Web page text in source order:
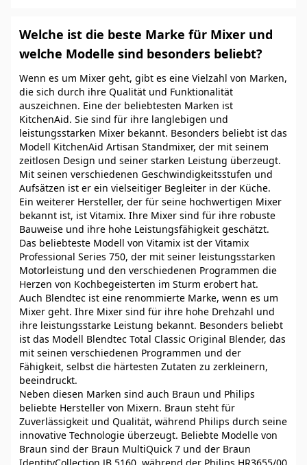
Welche ist die beste Marke für Mixer und
welche Modelle sind besonders beliebt?
Wenn es um Mixer geht, gibt es eine Vielzahl von Marken,
die sich durch ihre Qualität und Funktionalität
auszeichnen. Eine der beliebtesten Marken ist
KitchenAid. Sie sind für ihre langlebigen und
leistungsstarken Mixer bekannt. Besonders beliebt ist das
Modell KitchenAid Artisan Standmixer, der mit seinem
zeitlosen Design und seiner starken Leistung überzeugt.
Mit seinen verschiedenen Geschwindigkeitsstufen und
Aufsätzen ist er ein vielseitiger Begleiter in der Küche.
Ein weiterer Hersteller, der für seine hochwertigen Mixer
bekannt ist, ist Vitamix. Ihre Mixer sind für ihre robuste
Bauweise und ihre hohe Leistungsfähigkeit geschätzt.
Das beliebteste Modell von Vitamix ist der Vitamix
Professional Series 750, der mit seiner leistungsstarken
Motorleistung und den verschiedenen Programmen die
Herzen von Kochbegeisterten im Sturm erobert hat.
Auch Blendtec ist eine renommierte Marke, wenn es um
Mixer geht. Ihre Mixer sind für ihre hohe Drehzahl und
ihre leistungsstarke Leistung bekannt. Besonders beliebt
ist das Modell Blendtec Total Classic Original Blender, das
mit seinen verschiedenen Programmen und der
Fähigkeit, selbst die härtesten Zutaten zu zerkleinern,
beeindruckt.
Neben diesen Marken sind auch Braun und Philips
beliebte Hersteller von Mixern. Braun steht für
Zuverlässigkeit und Qualität, während Philips durch seine
innovative Technologie überzeugt. Beliebte Modelle von
Braun sind der Braun MultiQuick 7 und der Braun